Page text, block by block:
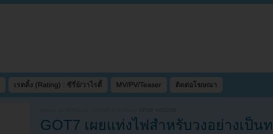
เรตติ้ง (Rating) : ซีรี่ย์/วาไรตี้ MV/PV/Teaser ติดต่อโฆษณา
KPOP YOUZAB
GOT7 เผยแท่งไฟสำหรับวงอย่างเป็น